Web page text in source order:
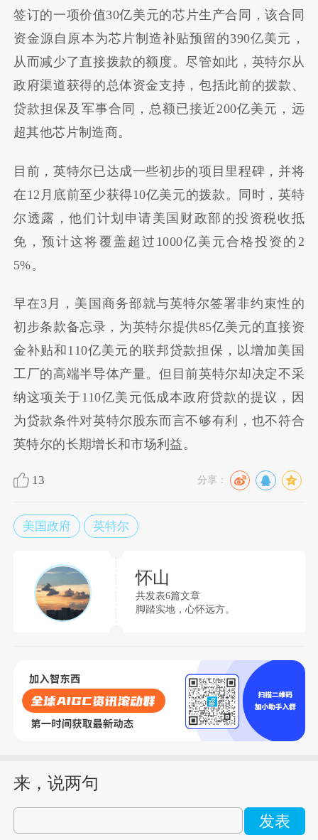
签订的一项价值30亿美元的芯片生产合同，该合同
资金源自原本为芯片制造补贴预留的390亿美元，
从而减少了直接拨款的额度。尽管如此，英特尔从
政府渠道获得的总体资金支持，包括此前的拨款、
贷款担保及军事合同，总额已接近200亿美元，远
超其他芯片制造商。
目前，英特尔已达成一些初步的项目里程碑，并将
在12月底前至少获得10亿美元的拨款。同时，英特
尔透露，他们计划申请美国财政部的投资税收抵
免，预计这将覆盖超过1000亿美元合格投资的2
5%。
早在3月，美国商务部就与英特尔签署非约束性的
初步条款备忘录，为英特尔提供85亿美元的直接资
金补贴和110亿美元的联邦贷款担保，以增加美国
工厂的高端半导体产量。但目前英特尔却决定不采
纳这项关于110亿美元低成本政府贷款的提议，因
为贷款条件对英特尔股东而言不够有利，也不符合
英特尔的长期增长和市场利益。
13 分享：
美国政府 英特尔
怀山
共发表6篇文章
脚踏实地，心怀远方。
来，说两句
发表